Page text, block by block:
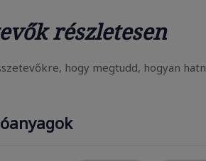
részletesen
hogy megtudd, hogyan